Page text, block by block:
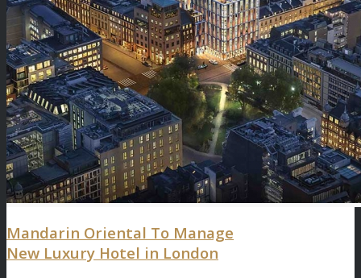
Mandarin Oriental To Manage
New Luxury Hotel in London